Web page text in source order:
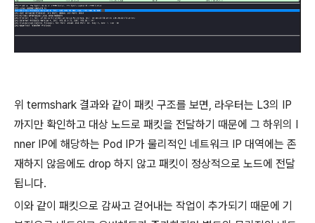
위 termshark 결과와 같이 패킷 구조를 보면, 라우터는 L3의 IP
까지만 확인하고 대상 노드로 패킷을 전달하기 때문에 그 하위의 I
nner IP에 해당하는 Pod IP가 물리적인 네트워크 IP 대역에는 존
재하지 않음에도 drop 하지 않고 패킷이 정상적으로 노드에 전달
됩니다.
이와 같이 패킷으로 감싸고 걷어내는 작업이 추가되기 때문에 기